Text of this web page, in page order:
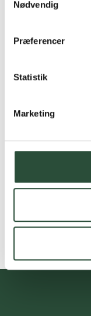
Nødvendig
Præferencer
Statistik
Marketing